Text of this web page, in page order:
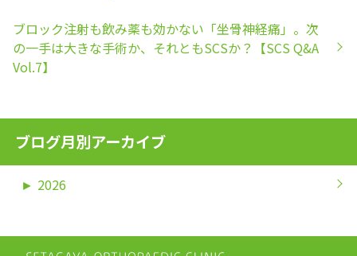
ブロック注射も飲み薬も効かない「坐骨神経痛」。次
の一手は大きな手術か、それともSCSか？【SCS Q&A
Vol.7】
ブログ月別アーカイブ
► 2026